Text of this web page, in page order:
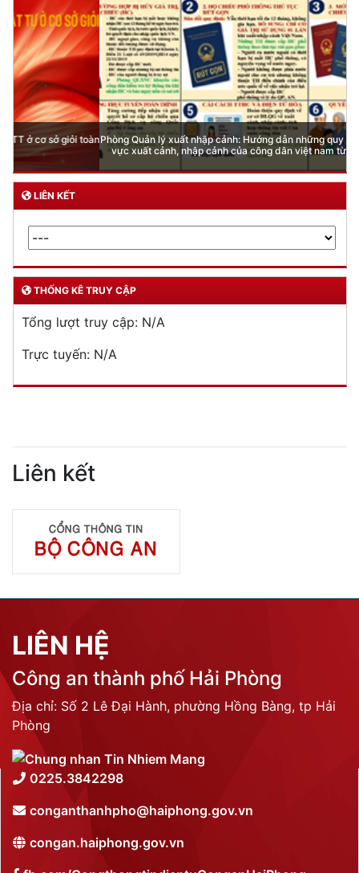
Phòng Quản lý xuất nhập cảnh: Hướng dẫn những quy định mới trong lĩnh
vực xuất cảnh, nhập cảnh của công dân việt nam từ ngày 01/7/2026
LIÊN KẾT
THỐNG KÊ TRUY CẬP
Tổng lượt truy cập: N/A
Trực tuyến: N/A
Liên kết
LIÊN HỆ
Công an thành phố Hải Phòng
Địa chỉ: Số 2 Lê Đại Hành, phường Hồng Bàng, tp Hải
Phòng
0225.3842298
conganthanhpho@haiphong.gov.vn
congan.haiphong.gov.vn